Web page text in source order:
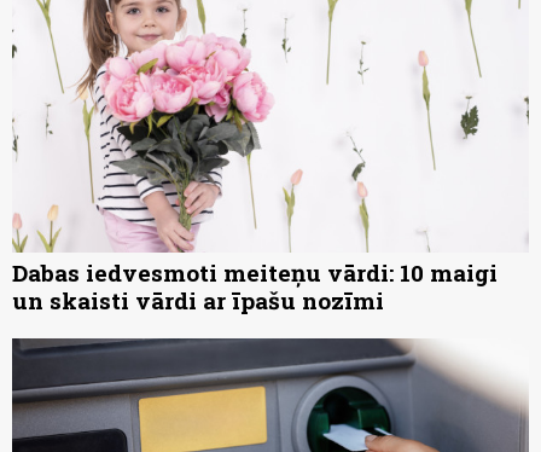
Dabas iedvesmoti meiteņu vārdi: 10 maigi
un skaisti vārdi ar īpašu nozīmi